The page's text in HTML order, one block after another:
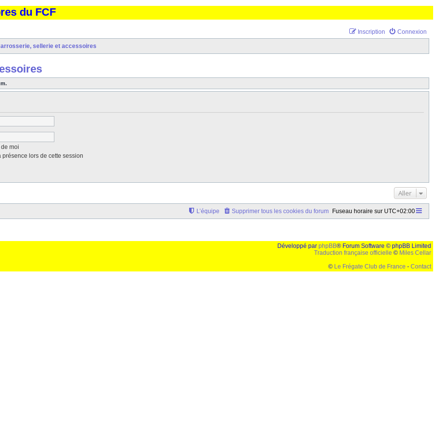
du FCF
Connexion
Inscription
sellerie et accessoires
moi
présence lors de cette session
Aller
Fuseau horaire sur UTC+02:00
Supprimer tous les cookies du forum
L’équipe
Développé par phpBB® Forum Software © phpBB Limited
Traduction française officielle © Miles Cellar
© Le Frégate Club de France - Contact